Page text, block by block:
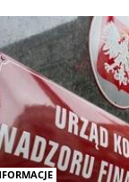
Analizy